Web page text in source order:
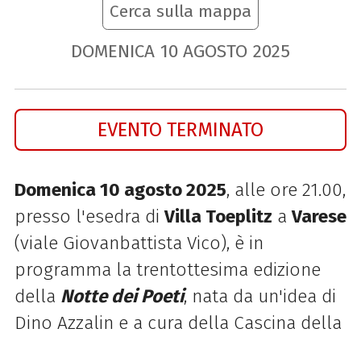
Cerca sulla mappa
DOMENICA 10 AGOSTO 2025
EVENTO TERMINATO
Domenica 10 agosto 2025, alle ore 21.00,
presso l'esedra diVilla Toeplitz aVarese
(viale Giovanbattista Vico), è in
programma la trentottesima edizione
della Notte dei Poeti, nata da un'idea di
Dino Azzalin e a cura della Cascina della